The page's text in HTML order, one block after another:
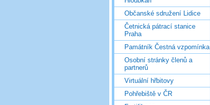
Občanské sdružení Lidice
Četnická pátrací stanice
Praha
Památník Čestná vzpomínka
Osobní stránky členů a
partnerů
Virtuální hřbitovy
Pohřebiště v ČR